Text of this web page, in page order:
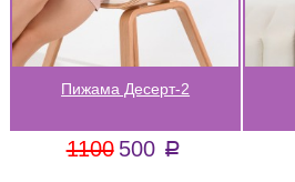
Пижама Десерт-2
1100 500 a